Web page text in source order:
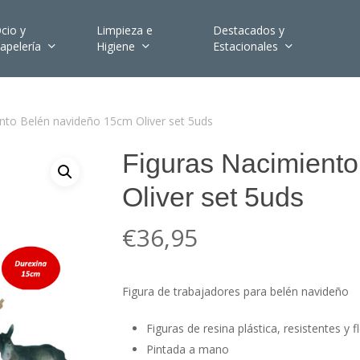
y
Limpieza e
Higiene
Destacados y
Estacionales
Belén navideño 15cm Oliver set 5uds
Figuras
Oliver set 5uds
€36,95
Figura de trabajadores para belén navideño
Figuras de resina plástica, resistentes y
Pintada a mano